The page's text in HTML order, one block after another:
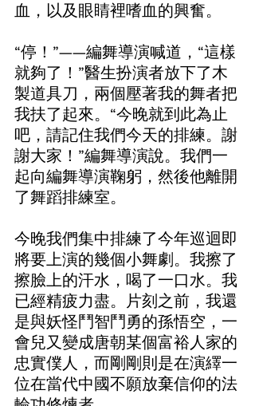
血，以及眼睛裡嗜血的興奮。
“停！”——編舞導演喊道，“這樣
就夠了！”醫生扮演者放下了木
製道具刀，兩個壓著我的舞者把
我扶了起來。“今晚就到此為止
吧，請記住我們今天的排練。謝
謝大家！”編舞導演說。我們一
起向編舞導演鞠躬，然後他離開
了舞蹈排練室。
今晚我們集中排練了今年巡迴即
將要上演的幾個小舞劇。我擦了
擦臉上的汗水，喝了一口水。我
已經精疲力盡。片刻之前，我還
是與妖怪鬥智鬥勇的孫悟空，一
會兒又變成唐朝某個富裕人家的
忠實僕人，而剛剛則是在演繹一
位在當代中國不願放棄信仰的法